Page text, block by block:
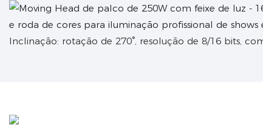
Inclinação: rotação de 270°, resolução de 8/16 bits,